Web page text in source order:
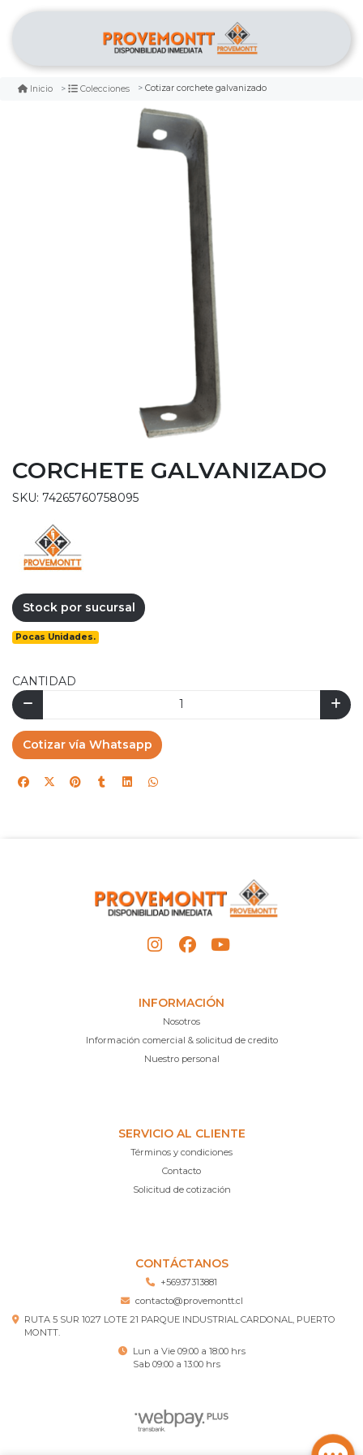
Inicio Colecciones Cotizar corchete galvanizado
CORCHETE GALVANIZADO
SKU: 74265760758095
Stock por sucursal
Pocas Unidades.
CANTIDAD
Cotizar vía Whatsapp
INFORMACIÓN
Nosotros
Información comercial & solicitud de credito
Nuestro personal
SERVICIO AL CLIENTE
Términos y condiciones
Contacto
Solicitud de cotización
CONTÁCTANOS
+56937313881
contacto@provemontt.cl
RUTA 5 SUR 1027 LOTE 21 PARQUE INDUSTRIAL CARDONAL, PUERTO
MONTT.
Lun a Vie 09:00 a 18:00 hrs
Sab 09:00 a 13:00 hrs